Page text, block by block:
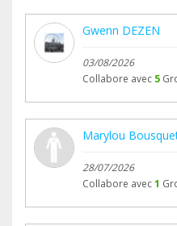
Gwenn DEZEN
03/08/2026
Collabore avec 5
Marylou
28/07/2026
Collabore avec1